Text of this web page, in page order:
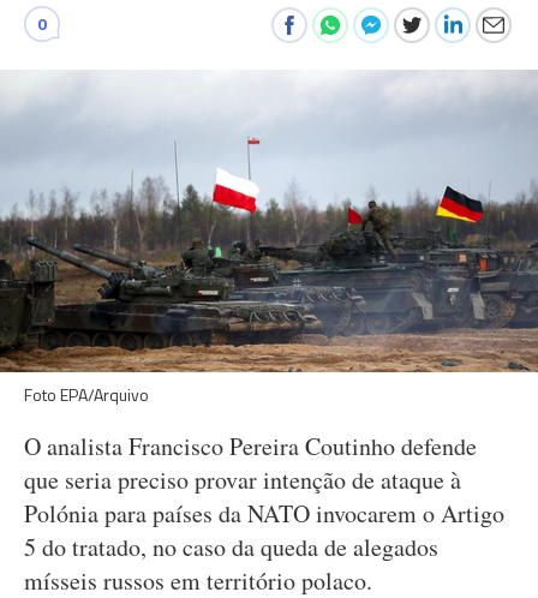
0
Foto EPA/Arquivo
O analista Francisco Pereira Coutinho defende
que seria preciso provar intenção de ataque à
Polónia para países da NATO invocarem o Artigo
5 do tratado, no caso da queda de alegados
mísseis russos em território polaco.